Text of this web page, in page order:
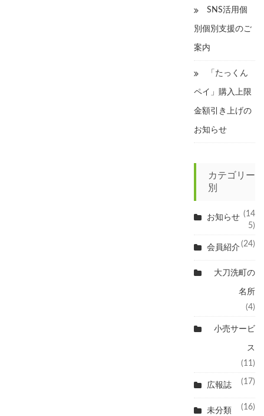
SNS活用個
別個別支援のご
案内
「たっくん
ペイ」購入上限
金額引き上げの
お知らせ
カテゴリー
別
お知らせ (14
5)
会員紹介 (24)
大刀洗町の
名所
(4)
小売サービ
ス
(11)
広報誌 (17)
未分類 (16)